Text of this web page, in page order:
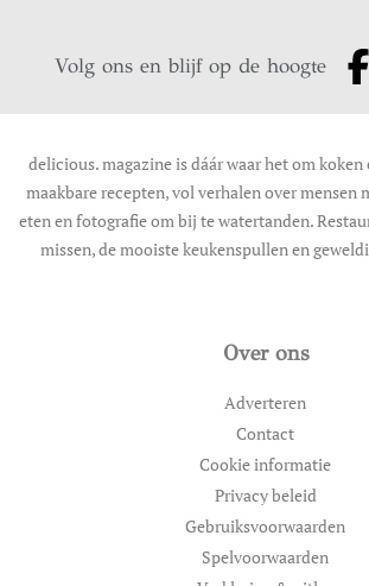
Volg ons en blijf op de hoogte
delicious. magazine is dáár waar het om
maakbare recepten, vol verhalen over mensen
eten en fotografie om bij te watertanden.
missen, de mooiste keukenspullen en
Over ons
Adverteren
Contact
Cookie informatie
Privacy beleid
Gebruiksvoorwaarden
Spelvoorwaarden